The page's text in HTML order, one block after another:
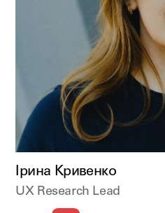
Ірина Кривенко
UX Research Lead